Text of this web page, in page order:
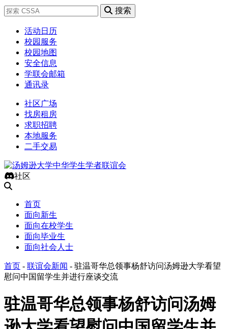
搜索
活动日历
校园服务
校园地图
安全信息
学联会邮箱
通讯录
社区广场
找房租房
求职招聘
本地服务
二手交易
社区
首页
面向新生
面向在校学生
面向毕业生
面向社会人士
首页 - 联谊会新闻 - 驻温哥华总领事杨舒访问汤姆逊大学看望
慰问中国留学生并进行座谈交流
驻温哥华总领事杨舒访问汤姆